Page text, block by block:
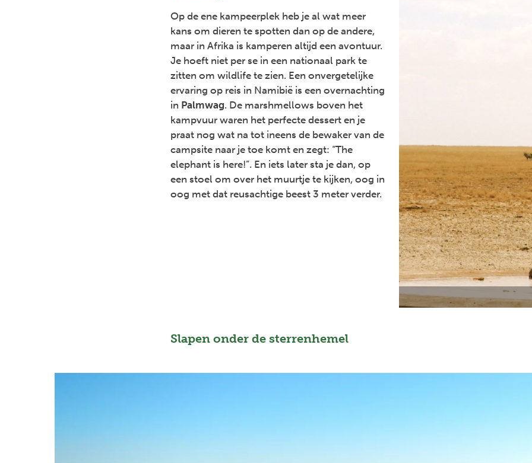
Op de ene kampeerplek heb je al wat meer
kans om dieren te spotten dan op de andere,
maar in Afrika is kamperen altijd een avontuur.
Je hoeft niet per se in een nationaal park te
zitten om wildlife te zien. Een onvergetelijke
ervaring op reis in Namibië is een overnachting
in Palmwag. De marshmellows boven het
kampvuur waren het perfecte dessert en je
praat nog wat na tot ineens de bewaker van de
campsite naar je toe komt en zegt: “The
elephant is here!”. En iets later sta je dan, op
een stoel om over het muurtje te kijken, oog in
oog met dat reusachtige beest 3 meter verder.
Slapen onder de sterrenhemel